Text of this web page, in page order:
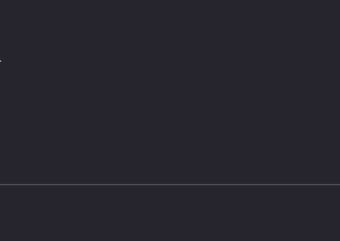
патологий. Они